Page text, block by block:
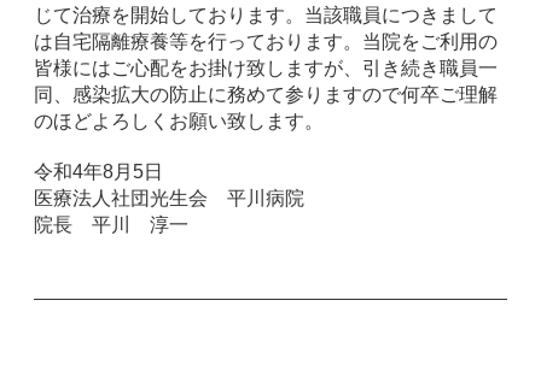
じて治療を開始しております。当該職員につきまして
は自宅隔離療養等を行っております。当院をご利用の
皆様にはご心配をお掛け致しますが、引き続き職員一
同、感染拡大の防止に務めて参りますので何卒ご理解
のほどよろしくお願い致します。
令和4年8月5日
医療法人社団光生会 平川病院
院長 平川 淳一